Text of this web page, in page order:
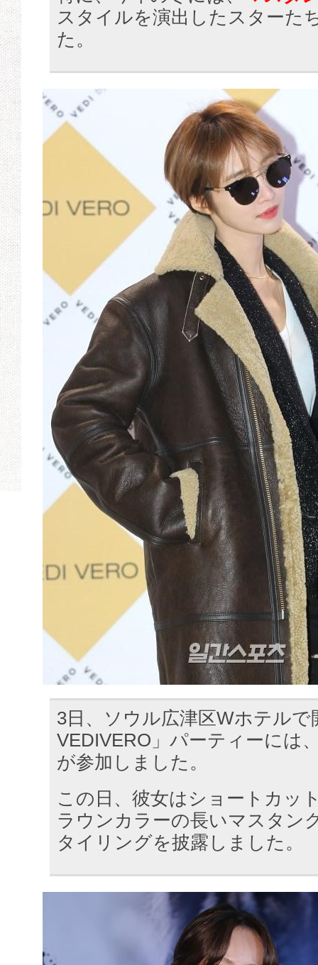
スタイルを演出したスターた
た。
3日、ソウル広津区Wホテルで
VEDIVERO」パーティーには
が参加しました。
この日、彼女はショートカッ
ラウンカラーの長いマスタン
タイリングを披露しました。